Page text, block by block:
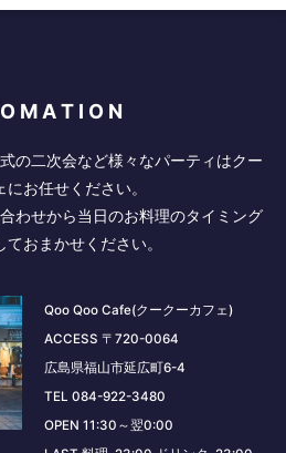
M A T I O N
の二次会など様々なパーティはクー
にお任せください。
わせから当日のお料理のタイミング
ておまかせください。
Qoo Qoo Cafe(クークーカフェ)
ACCESS 〒720-0064
広島県福山市延広町6-4
TEL 084-922-3480
OPEN 11:30～翌0:00